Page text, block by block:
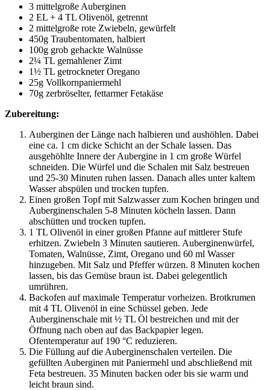
3 mittelgroße Auberginen
2 EL + 4 TL Olivenöl, getrennt
2 mittelgroße rote Zwiebeln, gewürfelt
450g Traubentomaten, halbiert
100g grob gehackte Walnüsse
2¼ TL gemahlener Zimt
1½ TL getrockneter Oregano
25g Vollkornpaniermehl
70g zerbröselter, fettarmer Fetakäse
Zubereitung:
Auberginen der Länge nach halbieren und aushöhlen. Dabei
eine ca. 1 cm dicke Schicht an der Schale lassen. Das
ausgehöhlte Innere der Aubergine in 1 cm große Würfel
schneiden. Die Würfel und die Schalen mit Salz bestreuen
und 25-30 Minuten ruhen lassen. Danach alles unter kaltem
Wasser abspülen und trocken tupfen.
Einen großen Topf mit Salzwasser zum Kochen bringen und
Auberginenschalen 5-8 Minuten köcheln lassen. Dann
abschütten und trocken tupfen.
1 TL Olivenöl in einer großen Pfanne auf mittlerer Stufe
erhitzen. Zwiebeln 3 Minuten sautieren. Auberginenwürfel,
Tomaten, Walnüsse, Zimt, Oregano und 60 ml Wasser
hinzugeben. Mit Salz und Pfeffer würzen. 8 Minuten kochen
lassen, bis das Gemüse braun ist. Dabei gelegentlich
umrühren.
Backofen auf maximale Temperatur vorheizen. Brotkrumen
mit 4 TL Olivenöl in eine Schüssel geben. Jede
Auberginenschale mit ½ TL Öl bestreichen und mit der
Öffnung nach oben auf das Backpapier legen.
Ofentemperatur auf 190 °C reduzieren.
Die Füllung auf die Auberginenschalen verteilen. Die
gefüllten Auberginen mit Paniermehl und abschließend mit
Feta bestreuen. 35 Minuten backen oder bis sie warm und
leicht braun sind.